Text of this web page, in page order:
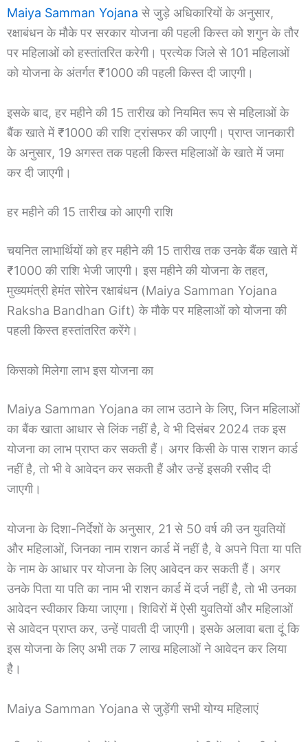
Maiya Samman Yojana से जुड़े अधिकारियों के अनुसार,
रक्षाबंधन के मौके पर सरकार योजना की पहली किस्त को शगुन के तौर
पर महिलाओं को हस्तांतरित करेगी। प्रत्येक जिले से 101 महिलाओं
को योजना के अंतर्गत ₹1000 की पहली किस्त दी जाएगी।
इसके बाद, हर महीने की 15 तारीख को नियमित रूप से महिलाओं के
बैंक खाते में ₹1000 की राशि ट्रांसफर की जाएगी। प्राप्त जानकारी
के अनुसार, 19 अगस्त तक पहली किस्त महिलाओं के खाते में जमा
कर दी जाएगी।
हर महीने की 15 तारीख को आएगी राशि
चयनित लाभार्थियों को हर महीने की 15 तारीख तक उनके बैंक खाते में
₹1000 की राशि भेजी जाएगी। इस महीने की योजना के तहत,
मुख्यमंत्री हेमंत सोरेन रक्षाबंधन (Maiya Samman Yojana
Raksha Bandhan Gift) के मौके पर महिलाओं को योजना की
पहली किस्त हस्तांतरित करेंगे।
किसको मिलेगा लाभ इस योजना का
Maiya Samman Yojana का लाभ उठाने के लिए, जिन महिलाओं
का बैंक खाता आधार से लिंक नहीं है, वे भी दिसंबर 2024 तक इस
योजना का लाभ प्राप्त कर सकती हैं। अगर किसी के पास राशन कार्ड
नहीं है, तो भी वे आवेदन कर सकती हैं और उन्हें इसकी रसीद दी
जाएगी।
योजना के दिशा-निर्देशों के अनुसार, 21 से 50 वर्ष की उन युवतियों
और महिलाओं, जिनका नाम राशन कार्ड में नहीं है, वे अपने पिता या पति
के नाम के आधार पर योजना के लिए आवेदन कर सकती हैं। अगर
उनके पिता या पति का नाम भी राशन कार्ड में दर्ज नहीं है, तो भी उनका
आवेदन स्वीकार किया जाएगा। शिविरों में ऐसी युवतियों और महिलाओं
से आवेदन प्राप्त कर, उन्हें पावती दी जाएगी। इसके अलावा बता दूं कि
इस योजना के लिए अभी तक 7 लाख महिलाओं ने आवेदन कर लिया
है।
Maiya Samman Yojana से जुड़ेंगी सभी योग्य महिलाएं